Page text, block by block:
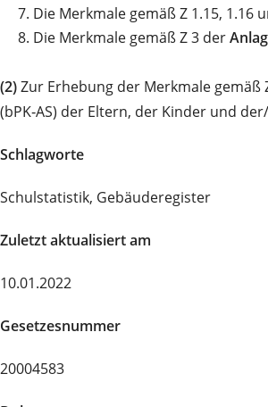
7. Die Merkmale gemäß Z 1.15, 1.16
8. Die Merkmale gemäß Z 3 der
(2)Zur Erhebung der Merkmale gemäß
(bPK‑AS) der Eltern, der Kinder und
Schlagworte
Schulstatistik, Gebäuderegister
Zuletzt aktualisiert am
10.01.2022
Gesetzesnummer
20004583